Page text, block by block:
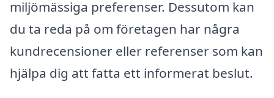
miljömässiga preferenser. Dessutom kan
du ta reda på om företagen har några
kundrecensioner eller referenser som kan
hjälpa dig att fatta ett informerat beslut.